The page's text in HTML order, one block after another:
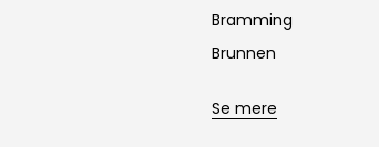
Bramming
Brunnen
Se mere